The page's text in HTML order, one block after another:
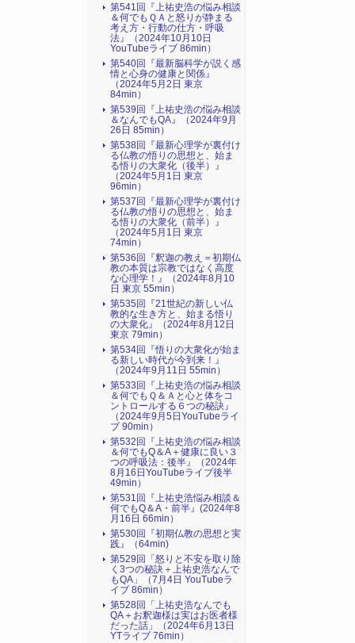
第541回『上祐史浩の悩み相談
＆何でもＱＡと怒りが静まる
考え方・行動の仕方・呼吸
法』（2024年10月10日
YouTubeライブ 86min）
第540回『最新脳科学が説く感
情と心身の健康と関係』
（2024年5月2日 東京
84min）
第539回『上祐史浩の悩み相談
＆なんでもQA』（2024年9月
26日 85min）
第538回『最新心理学が裏付け
る仏教の悟りの思想と、始ま
る悟りの大衆化（後半）』
（2024年5月1日 東京
96min）
第537回『最新心理学が裏付け
る仏教の悟りの思想と、始ま
る悟りの大衆化（前半）』
（2024年5月1日 東京
74min）
第536回『釈迦の教え＝初期仏
教の本質は宗教ではなく高度
な心理学！』（2024年8月10
日 東京 55min）
第535回『21世紀の新しい仏
教的な生き方と、始まる悟り
の大衆化』（2024年8月12日
東京 79min）
第534回『悟りの大衆化が始ま
る新しい時代が今到来！』
（2024年9月11日 55min）
第533回『上祐史浩の悩み相談
＆何でもＱ＆Ａと心と体をコ
ントロールする６つの秘訣』
（2024年9月5日YouTubeライ
ブ 90min）
第532回『上祐史浩の悩み相談
＆何でもQ＆A＋健康に良い３
つの呼吸法：後半』（2024年
8月16日YouTubeライブ後半
49min）
第531回『上祐史浩悩み相談＆
何でもQ＆A・前半』(2024年8
月16日 66min）
第530回『初期仏教の思想と実
践』（64min)
第529回「怒りと不安を取り除
く3つの秘訣＋上祐史浩なんで
もQA」（7月4日 YouTubeラ
イブ 86min）
第528回「上祐史浩なんでも
QA＋お釈迦様は実はお医者様
だった話」（2024年6月13日
YTライブ 76min）